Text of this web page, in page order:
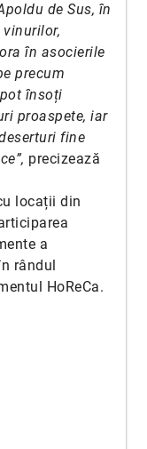
de Sus, în
în asocierile
precum
însoți
proaspete, iar
fine
precizează
locații din
a
rândul
HoReCa.